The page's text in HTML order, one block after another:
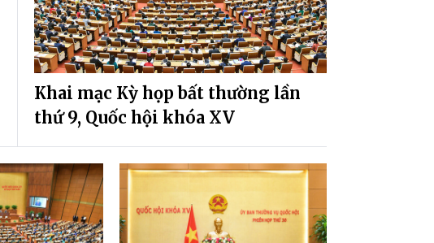
Khai mạc Kỳ họp bất thường lần
thứ 9, Quốc hội khóa XV